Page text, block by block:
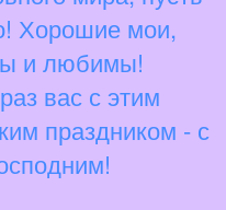
Хорошие мои,
и любимы!
вас с этим
праздником - с